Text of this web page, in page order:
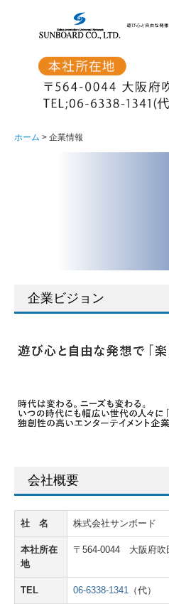
ホーム
企業情報
会社概要
イベント案内
キャラクター事業
エントリーフォーム 新
ホーム 企業情報
企業ビジョン
会社概要
社 名 株式会社サンボード
本社所在
地
〒564-0044 大阪府吹
TEL 06-6338-1341 （代）